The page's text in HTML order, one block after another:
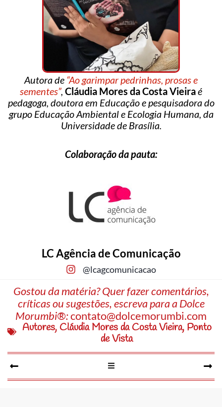
Autora de “Ao garimpar pedrinhas, prosas e
sementes”, Cláudia Mores da Costa Vieiraé
pedagoga, doutora em Educação e pesquisadora do
grupo Educação Ambiental e Ecologia Humana, da
Universidade de Brasília.
Colaboração da pauta:
LC Agência de Comunicação
@lcagcomunicacao
Gostou da matéria? Quer fazer comentários,
críticas ou sugestões, escreva para a Dolce
Morumbi®:contato@dolcemorumbi.com
Autores, Cláudia Mores da Costa Vieira, Ponto
de Vista